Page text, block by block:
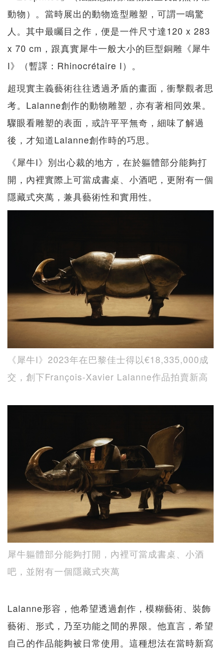
動物）。當時展出的動物造型雕塑，可謂一鳴驚
人。其中最矚目之作，便是一件尺寸達120 x 283
x 70 cm，跟真實犀牛一般大小的巨型銅雕《犀牛
I》（暫譯：Rhinocrétaire I）。
超現實主義藝術往往透過矛盾的畫面，衝擊觀者思
考。Lalanne創作的動物雕塑，亦有著相同效果。
驟眼看雕塑的表面，或許平平無奇，細味了解過
後，才知道Lalanne創作時的巧思。
《犀牛I》別出心裁的地方，在於軀體部分能夠打
開，內裡實際上可當成書桌、小酒吧，更附有一個
隱藏式夾萬，兼具藝術性和實用性。
《犀牛I》2023年在巴黎佳士得以€18,335,000成
交，創下François-Xavier Lalanne作品拍賣新高
犀牛軀體部分能夠打開，內裡可當成書桌、小酒
吧，並附有一個隱藏式夾萬
Lalanne形容，他希望透過創作，模糊藝術、裝飾
藝術、形式，乃至功能之間的界限。他直言，希望
自己的作品能夠被日常使用。這種想法在當時新寫